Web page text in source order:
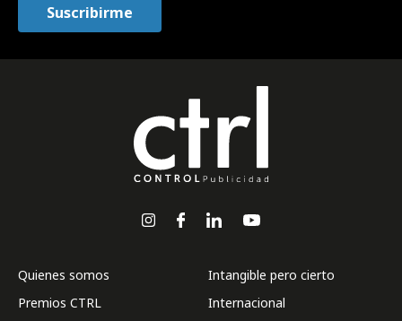
Quienes somos
Premios CTRL
Intangible pero cierto
Internacional